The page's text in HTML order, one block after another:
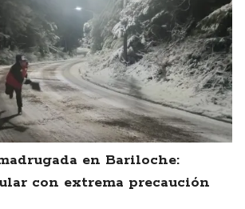
en Bariloche:
con extrema precaución